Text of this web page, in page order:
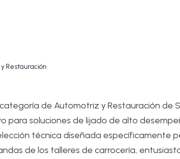
Restauración
de Automotriz y Restauración de
para soluciones de lijado de alto
técnica diseñada específicamente
de los talleres de carrocería,